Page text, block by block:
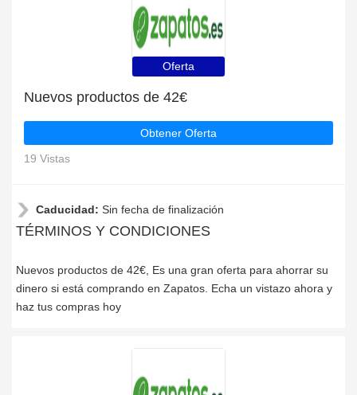
Oferta
Nuevos productos de 42€
Obtener Oferta
19 Vistas
Caducidad: Sin fecha de finalización
TÉRMINOS Y CONDICIONES
Nuevos productos de 42€, Es una gran oferta para ahorrar su
dinero si está comprando en Zapatos. Echa un vistazo ahora y
haz tus compras hoy